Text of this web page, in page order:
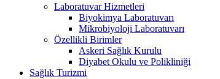
Laboratuvar Hizmetleri
Biyokimya Laboratuvarı
Mikrobiyoloji Laboratuvarı
Özellikli Birimler
Askeri Sağlık Kurulu
Diyabet Okulu ve Polikliniği
Sağlık Turizmi